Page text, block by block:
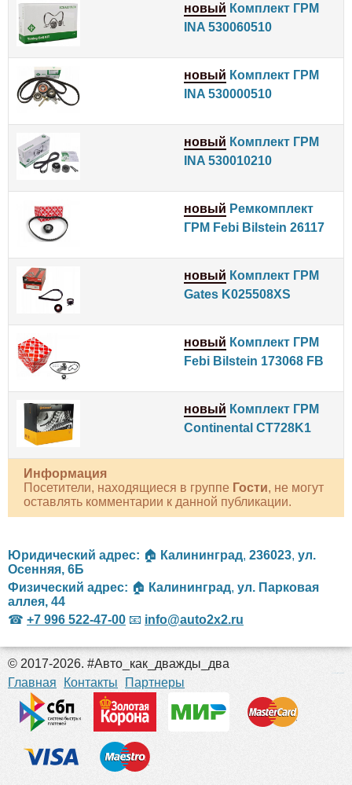
новый Комплект ГРМ
INA 530060510
новый Комплект ГРМ
INA 530000510
новый Комплект ГРМ
INA 530010210
новый Ремкомплект
ГРМ Febi Bilstein 26117
новый Комплект ГРМ
Gates K025508XS
новый Комплект ГРМ
Febi Bilstein 173068 FB
новый Комплект ГРМ
Continental CT728K1
Информация
Посетители, находящиеся в группе Гости, не могут
оставлять комментарии к данной публикации.
Юридический адрес: 🏠 Калининград, 236023, ул.
Осенняя, 6Б
Физический адрес: 🏠 Калининград, ул. Парковая
аллея, 44
☎ +7 996 522-47-00 📧 info@auto2x2.ru
© 2017-2026. #Авто_как_дважды_два
Главная
Контакты Партнеры